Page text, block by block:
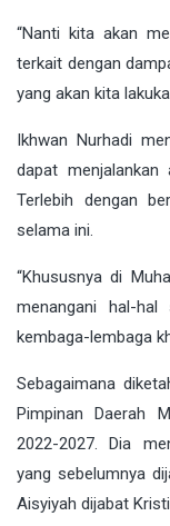
“Nanti kita akan
terkait dengan
yang akan kita
Ikhwan Nurhadi
dapat menjalankan
Terlebih dengan
selama ini.
“Khususnya di
menangani hal-
kembaga-lembaga
Sebagaimana
Pimpinan Daerah
2022-2027. Dia
yang sebelumnya
Aisyiyah dijabat